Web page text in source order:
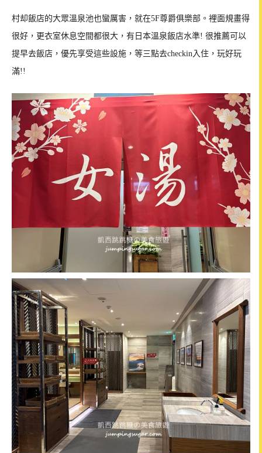
村却飯店的大眾溫泉池也蠻厲害，就在5F尊爵俱樂部。裡面規畫得
很好，更衣室休息空間都很大，有日本溫泉飯店水準! 很推薦可以
提早去飯店，優先享受這些設施，等三點去checkin入住，玩好玩
滿!!